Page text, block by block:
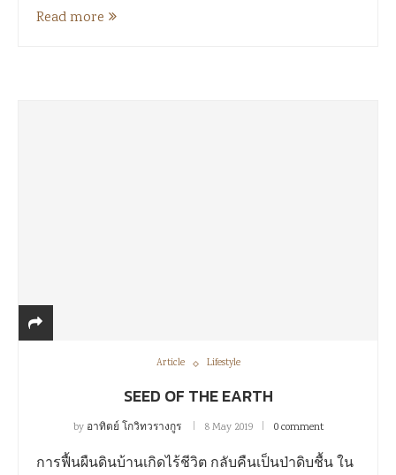
Read more
Article Lifestyle
SEED OF THE EARTH
by อาทิตย์ โกวิทวรางกูร 8 May 2019 0 comment
การฟื้นผืนดินบ้านเกิดไร้ชีวิต กลับคืนเป็นป่าดิบชื้น ใน